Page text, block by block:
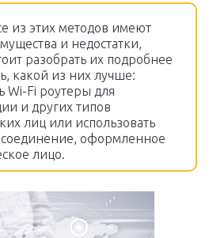
из этих методов имеют
и недостатки,
разобрать их подробнее
какой из них лучше:
Wi-Fi роутеры для
и других типов
лиц или использовать
оформленное
лицо.